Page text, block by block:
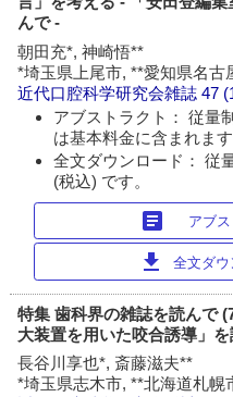
んで -
朝田充*, 神崎悟**
*埼玉県上尾市, **愛知県名古
近代口腔科学研究会雑誌 47
アブストラクト： 従量
は基本料金に含まれます
全文ダウンロード： 従
(税込) です。
article アブ
download 全文ダ
特集 歯科界の雑誌を読んで
大装置を用いた咬合誘導」
長谷川享也*, 斎藤滋夫**
*埼玉県志木市, **北海道札幌